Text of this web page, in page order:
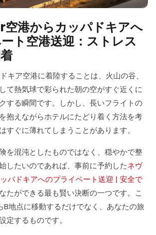
港からカッパドキアへ
ト空港送迎：ストレス
キア空港に着陸することは、火山の谷、
て熱気球で彩られた朝の空がすぐ近くに
する瞬間です。しかし、長いフライトの
抱えながらホテルにたどり着く方法を考
すぐに薄れてしまうことがあります。
を混沌としたものではなく、穏やかで整
したいのであれば、事前に予約したネヴ
パドキアへのプライベート送迎 | 安全で
たができる最も賢い決断の一つです。こ
B地点に移動するだけでなく、あなたの旅
定するものです。